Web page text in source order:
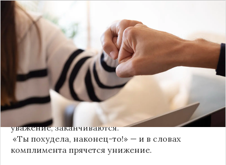
Мы часто думаем, что доверие рушится из-за
серьёзных предательств. Но на самом деле оно
трещит по швам гораздо раньше — в момент,
когда в разговоре звучит невинная на первый
взгляд фраза. Подробнее об этом рассказывает
«Этикет и психология общения» на Дзене.
«Да я никому не расскажу, правда». И через пару
дней вашу историю пересказывает другой
человек.
«Хватит ныть» — и разговор, а вместе с ним
уважение, заканчиваются.
«Ты похудела, наконец-то!» — и в словах
комплимента прячется унижение.